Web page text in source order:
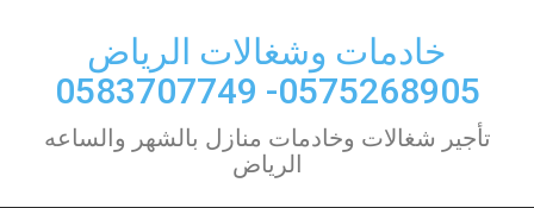
خادمات وشغالات الرياض
0575268905- 0583707749
تأجير شغالات وخادمات منازل بالشهر والساعه
الرياض